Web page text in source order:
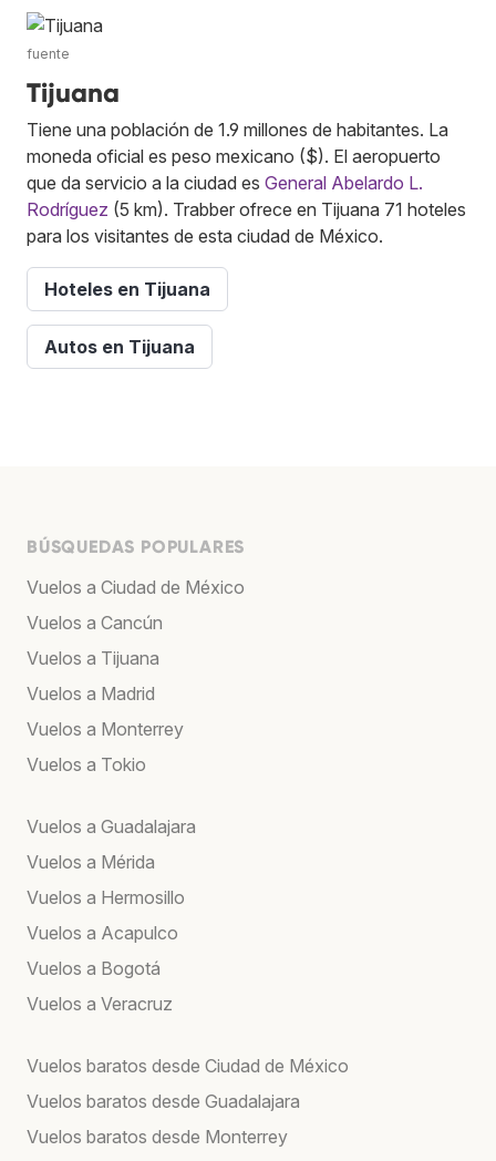
fuente
Tijuana
Tiene una población de 1.9 millones de habitantes. La
moneda oficial es peso mexicano ($). El aeropuerto
que da servicio a la ciudad es General Abelardo L.
Rodríguez (5 km). Trabber ofrece en Tijuana 71 hoteles
para los visitantes de esta ciudad de México.
Hoteles en Tijuana
Autos en Tijuana
BÚSQUEDAS POPULARES
Vuelos a Ciudad de México
Vuelos a Cancún
Vuelos a Tijuana
Vuelos a Madrid
Vuelos a Monterrey
Vuelos a Tokio
Vuelos a Guadalajara
Vuelos a Mérida
Vuelos a Hermosillo
Vuelos a Acapulco
Vuelos a Bogotá
Vuelos a Veracruz
Vuelos baratos desde Ciudad de México
Vuelos baratos desde Guadalajara
Vuelos baratos desde Monterrey